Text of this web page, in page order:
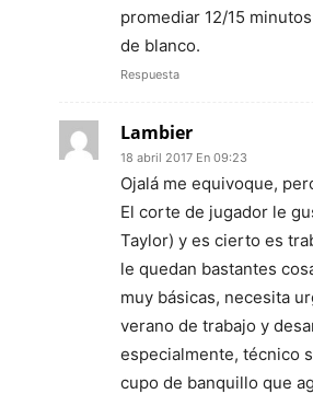
promediar 12/15
de blanco.
Respuesta
Lambier
18 abril 2017 En 09:23
Ojalá me equivoque,
El corte de jugador le
Taylor) y es cierto es
le quedan bastantes
muy básicas, necesita
verano de trabajo y
especialmente, técnico
cupo de banquillo que